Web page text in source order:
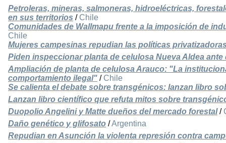
Petroleras, mineras, salmoneras, hidroeléctricas,
en sus territorios / Chile
Comunidades de Wallmapu frente a la imposición de
Chile
Mujeres campesinas repudian las políticas
Piden inspeccionar planta de celulosa Nueva Aldea
Ampliación de planta de celulosa Arauco: "La
comportamiento ilegal" / Chile
Se calienta el debate sobre transgénicos: lanzan libro
Lanzan libro científico que refuta mitos sobre
Duopolio Angelini y Matte dueños del mercado forestal/
Daño genético y glifosato /Argentina
Repudian en Asunción la violenta represión contra